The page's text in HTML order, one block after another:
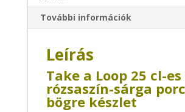
készlet
mennyiség
További információk
Leírás
Take a Loop 25 cl-es
rózsaszín-sárga
bögre készlet